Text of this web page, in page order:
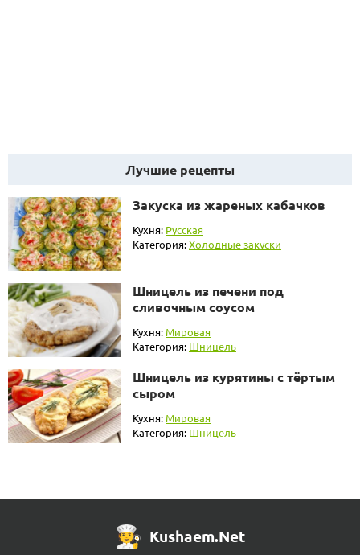
Лучшие рецепты
Закуска из жареных кабачков
Кухня: Русская
Категория:Холодные закуски
Шницель из печени под
сливочным соусом
Кухня: Мировая
Категория: Шницель
Шницель из курятины с тёртым
сыром
Кухня: Мировая
Категория: Шницель
Kushaem.Net